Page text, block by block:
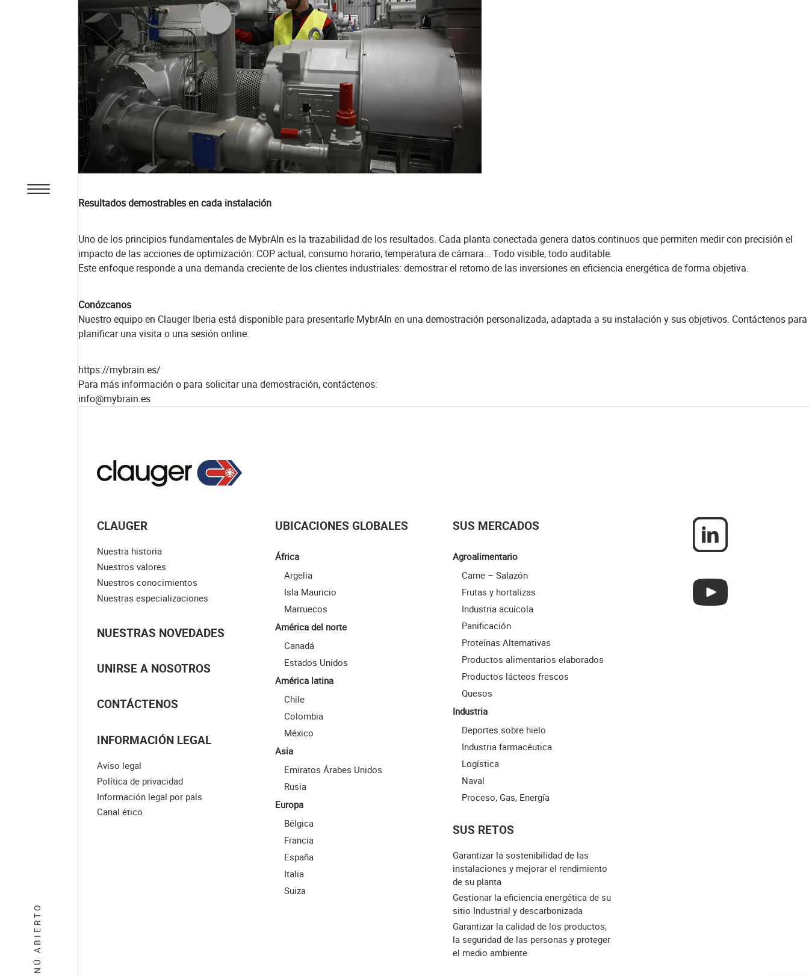
MENÚ ABIERTO
Resultados demostrables en cada instalación
Uno de los principios fundamentales de MybrAIn es la trazabilidad de los resultados. Cada planta conectada genera datos continuos que permiten medir con precisión el
impacto de las acciones de optimización: COP actual, consumo horario, temperatura de cámara… Todo visible, todo auditable.
Este enfoque responde a una demanda creciente de los clientes industriales: demostrar el retorno de las inversiones en eficiencia energética de forma objetiva.
Conózcanos
Nuestro equipo en Clauger Iberia está disponible para presentarle MybrAIn en una demostración personalizada, adaptada a su instalación y sus objetivos. Contáctenos para
planificar una visita o una sesión online.
https://mybrain.es/
Para más información o para solicitar una demostración, contáctenos:
info@mybrain.es
CLAUGER
Nuestra historia
Nuestros valores
Nuestros conocimientos
Nuestras especializaciones
NUESTRAS NOVEDADES
UNIRSE A NOSOTROS
CONTÁCTENOS
INFORMACIÓN LEGAL
Aviso legal
Política de privacidad
Información legal por país
Canal ético
UBICACIONES GLOBALES
África
Argelia
Isla Mauricio
Marruecos
América del norte
Canadá
Estados Unidos
América latina
Chile
Colombia
México
Asia
Emiratos Árabes Unidos
Rusia
Europa
Bélgica
Francia
España
Italia
Suiza
SUS MERCADOS
Agroalimentario
Carne – Salazón
Frutas y hortalizas
Industria acuícola
Panificación
Proteínas Alternativas
Productos alimentarios elaborados
Productos lácteos frescos
Quesos
Industria
Deportes sobre hielo
Industria farmacéutica
Logística
Naval
Proceso, Gas, Energía
SUS RETOS
Garantizar la sostenibilidad de las
instalaciones y mejorar el rendimiento
de su planta
Gestionar la eficiencia energética de su
sitio Industrial y descarbonizada
Garantizar la calidad de los productos,
la seguridad de las personas y proteger
el medio ambiente